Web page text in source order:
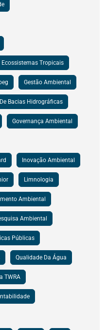
Ecossistemas Tropicais
Gestão Ambiental
Bacias Hidrográficas
Governança Ambiental
Inovação Ambiental
Limnologia
Ambiental
Ambiental
Públicas
Qualidade Da Água
TWRA